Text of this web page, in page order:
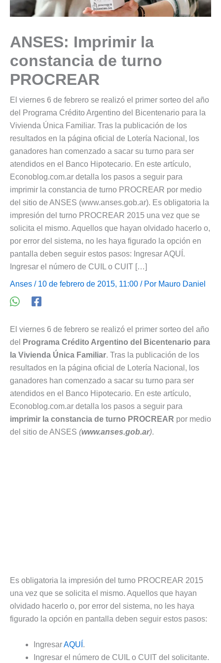
ANSES: Imprimir la
constancia de turno
PROCREAR
El viernes 6 de febrero se realizó el primer sorteo del año
del Programa Crédito Argentino del Bicentenario para la
Vivienda Única Familiar. Tras la publicación de los
resultados en la página oficial de Lotería Nacional, los
ganadores han comenzado a sacar su turno para ser
atendidos en el Banco Hipotecario. En este artículo,
Econoblog.com.ar detalla los pasos a seguir para
imprimir la constancia de turno PROCREAR por medio
del sitio de ANSES (www.anses.gob.ar). Es obligatoria la
impresión del turno PROCREAR 2015 una vez que se
solicita el mismo. Aquellos que hayan olvidado hacerlo o,
por error del sistema, no les haya figurado la opción en
pantalla deben seguir estos pasos: Ingresar AQUÍ.
Ingresar el número de CUIL o CUIT […]
Anses / 10 de febrero de 2015, 11:00 / Por Mauro Daniel
El viernes 6 de febrero se realizó el primer sorteo del año
del
Programa Crédito Argentino del Bicentenario para
la Vivienda Única Familiar. Tras la publicación de los
resultados en la página oficial de Lotería Nacional, los
ganadores han comenzado a sacar su turno para ser
atendidos en el Banco Hipotecario. En este artículo,
Econoblog.com.ar detalla los pasos a seguir para
imprimir la constancia de turno PROCREAR por medio
del sitio de ANSES (www.anses.gob.ar).
Es obligatoria la impresión del turno PROCREAR 2015
una vez que se solicita el mismo. Aquellos que hayan
olvidado hacerlo o, por error del sistema, no les haya
figurado la opción en pantalla deben seguir estos pasos:
IngresarAQUÍ .
Ingresar el número de CUIL o CUIT del solicitante.